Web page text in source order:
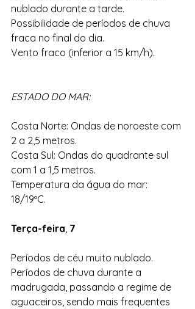
nublado durante a tarde.
Possibilidade de períodos de chuva
fraca no final do dia.
Vento fraco (inferior a 15 km/h).
ESTADO DO MAR:
Costa Norte: Ondas de noroeste com
2 a 2,5 metros.
Costa Sul: Ondas do quadrante sul
com 1 a 1,5 metros.
Temperatura da água do mar:
18/19ºC.
Terça-feira, 7
Períodos de céu muito nublado.
Períodos de chuva durante a
madrugada, passando a regime de
aguaceiros, sendo mais frequentes